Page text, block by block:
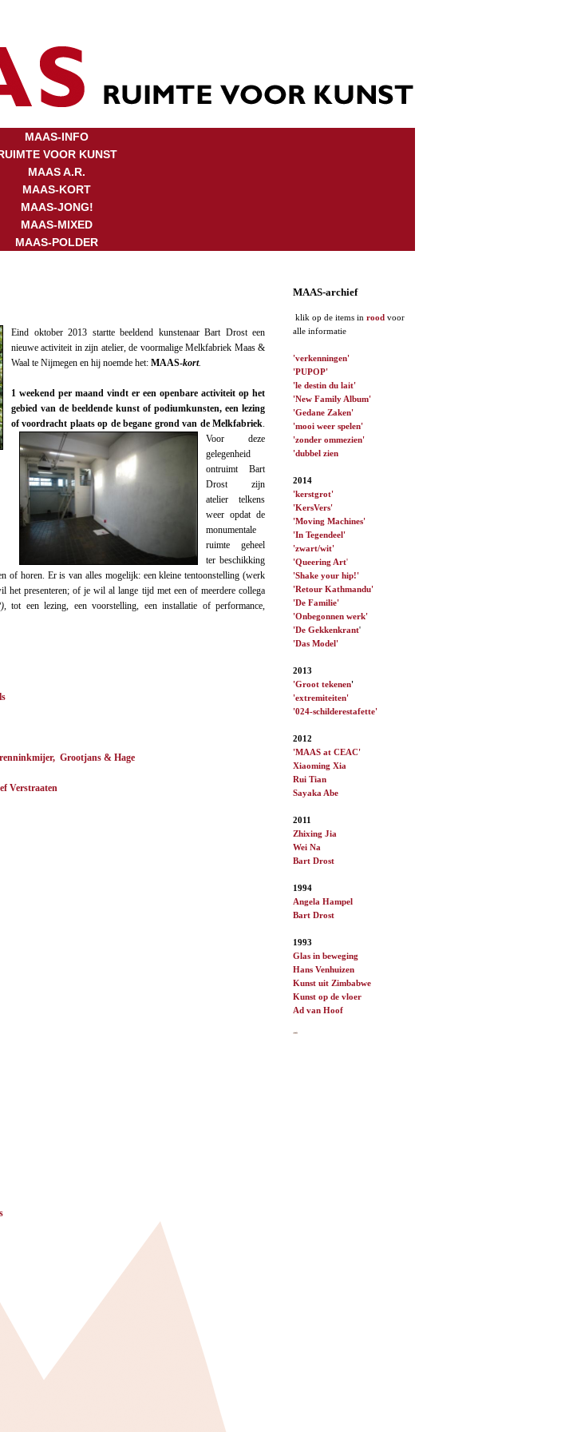
MAAS-INFO
VOOR KUNST
MAAS A.R.
MAAS-KORT
MAAS-JONG!
MAAS-MIXED
MAAS-POLDER
Eind oktober 2013 startte beeldend kunstenaar Bart Drost een
nieuwe activiteit in zijn atelier, de voormalige Melkfabriek Maas &
Waal te Nijmegen en hij noemde het: MAAS-kort.
1 weekend per maand vindt er een openbare activiteit op het
gebied van de beeldende kunst of podiumkunsten, een lezing
of voordracht plaats op de begane grond van de Melkfabriek.
Voor deze
gelegenheid
ontruimt Bart
Drost zijn
atelier telkens
weer opdat de
monumentale
ruimte geheel
ter beschikking
of horen. Er is van alles mogelijk: een kleine tentoonstelling (werk
het presenteren; of je wil al lange tijd met een of meerdere collega
),tot een lezing, een voorstelling, een installatie of performance,
Grootjans & Hage
Verstraaten
MAAS-archief
klik op de items in rood voor
alle informatie
'verkenningen'
'PUPOP'
'le destin du lait'
'New Family Album'
'Gedane Zaken'
'mooi weer spelen'
'zonder ommezien'
'dubbel zien
2014
'kerstgrot'
'KersVers'
'Moving Machines'
'In Tegendeel'
'zwart/wit'
'Queering Art'
'Shake your hip!'
'Retour Kathmandu'
'De Familie'
'Onbegonnen werk'
'De Gekkenkrant'
'Das Model'
2013
'Groot tekenen'
'extremiteiten'
'024-schilderestafette'
2012
'MAAS at CEAC'
Xiaoming Xia
Rui Tian
Sayaka Abe
2011
Zhixing Jia
Wei Na
Bart Drost
1994
Angela Hampel
Bart Drost
1993
Glas in beweging
Hans Venhuizen
Kunst uit Zimbabwe
Kunst op de vloer
Ad van Hoof